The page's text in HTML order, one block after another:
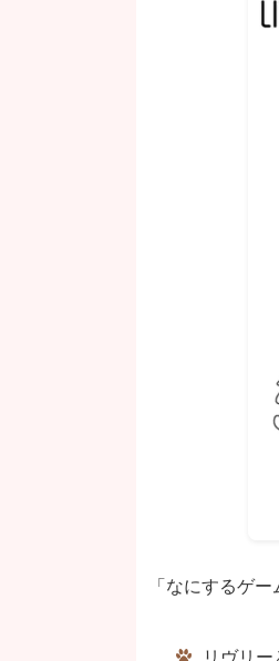
「なにするゲ
リヴリ